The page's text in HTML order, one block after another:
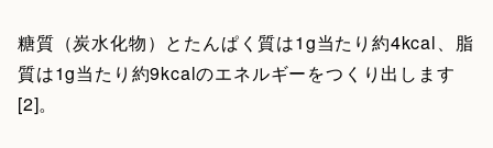
糖質（炭水化物）とたんぱく質は1g当たり約4kcal、脂
質は1g当たり約9kcalのエネルギーをつくり出します
[2]。